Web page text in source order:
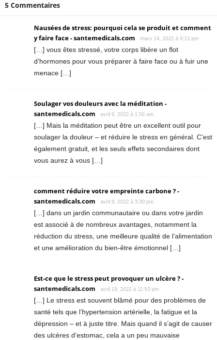
5 Commentaires
Nausées de stress: pourquoi cela se produit et comment
y faire face - santemedicals.com
mars 14, 2022 à 9:13 pm
[…] vous êtes stressé, votre corps libère un flot
d’hormones pour vous préparer à faire face ou à fuir une
menace […]
Soulager vos douleurs avec la méditation -
santemedicals.com
avril 9, 2022 à 1:56 am
[…] Mais la méditation peut être un excellent outil pour
soulager la douleur – et réduire le stress en général. C’est
également gratuit, et les seuls effets secondaires dont
vous aurez à vous […]
comment réduire votre empreinte carbone ? -
santemedicals.com
avril 9, 2022 à 3:30 pm
[…] dans un jardin communautaire ou dans votre jardin
est associé à de nombreux avantages, notamment la
réduction du stress, une meilleure qualité de l’alimentation
et une amélioration du bien-être émotionnel […]
Est-ce que le stress peut provoquer un ulcère ? -
santemedicals.com
avril 19, 2022 à 11:53 pm
[…] Le stress est souvent blâmé pour des problèmes de
santé tels que l’hypertension artérielle, la fatigue et la
dépression – et à juste titre. Mais quand il s’agit de causer
des ulcères d’estomac, cela a un peu mauvaise